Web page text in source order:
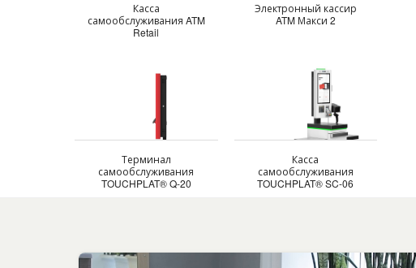
Касса
самообслуживания ATM
Retail
Электронный кассир
ATM Макси 2
Терминал
самообслуживания
TOUCHPLAT® Q-20
Касса
самообслуживания
TOUCHPLAT® SC-06